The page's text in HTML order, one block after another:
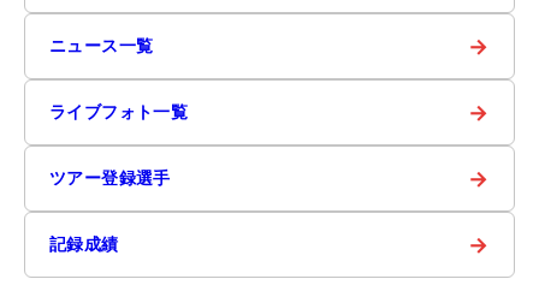
ニュース一覧 →
ライブフォト一覧 →
ツアー登録選手 →
記録成績 →